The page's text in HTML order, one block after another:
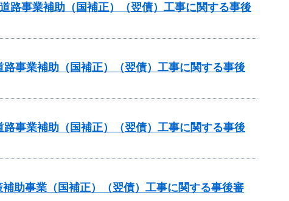
路事業補助（国補正）（翌債）工事に関する事後
事業補助（国補正）（翌債）工事に関する事後
事業補助（国補正）（翌債）工事に関する事後
助事業（国補正）（翌債）工事に関する事後審